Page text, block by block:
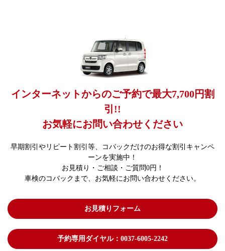
インターネットからのご予約で最大7,700円割
引!!
お気軽にお問い合わせください
早期割引やリピート割引等、コバックだけのお得な割引キャンペ
ーンを実施中！
お見積り・ご相談・ご質問0円！
車検のコバックまで、お気軽にお問い合わせください。
お見積りフォーム
予約専用ダイヤル：0037-6005-2242